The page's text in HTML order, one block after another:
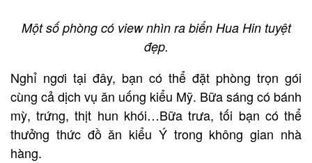
Một số phòng có view nhìn ra biển Hua Hin tuyệt
đẹp.
Nghỉ ngơi tại đây, bạn có thể đặt phòng trọn gói
cùng cả dịch vụ ăn uống kiểu Mỹ. Bữa sáng có bánh
mỳ, trứng, thịt hun khói…Bữa trưa, tối bạn có thể
thưởng thức đồ ăn kiểu Ý trong không gian nhà
hàng.